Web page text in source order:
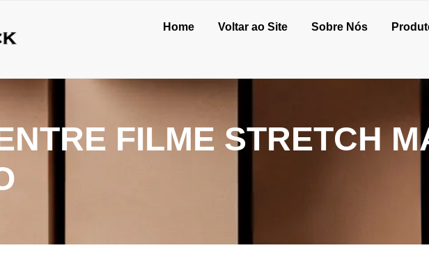
Home Voltar ao Site Sobre Nós
FILME STRETCH